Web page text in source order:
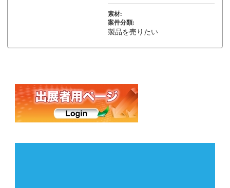
素材:
案件分類:
製品を売りたい